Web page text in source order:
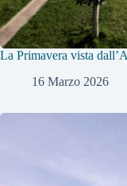
La Primavera vista
16 Marzo 2026